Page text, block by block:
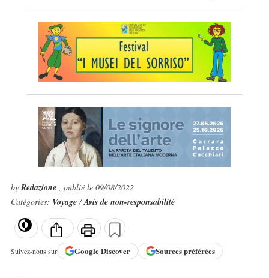
byRedazione , publié le 09/08/2022
Catégories: Voyage/Avis de non-responsabilité
Suivez-nous sur GoogleDiscover Sources préférées